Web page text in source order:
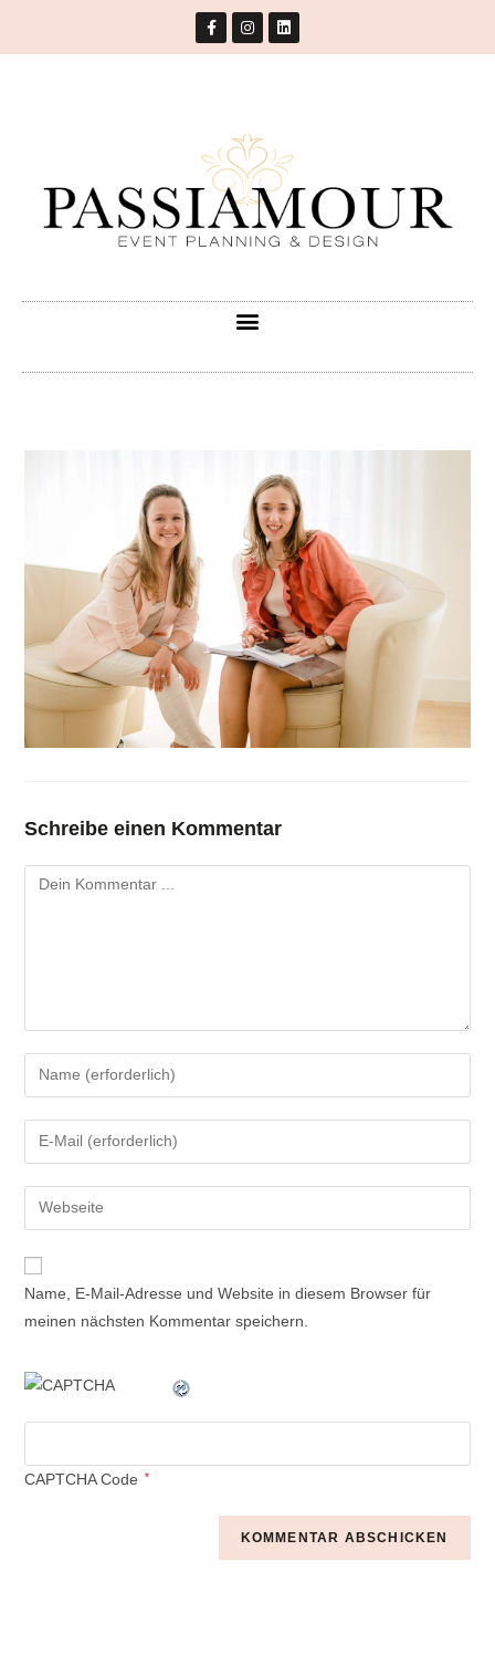
Schreibe einen Kommentar
Name, E-Mail-Adresse und Website in diesem Browser für
meinen nächsten Kommentar speichern.
CAPTCHA Code *